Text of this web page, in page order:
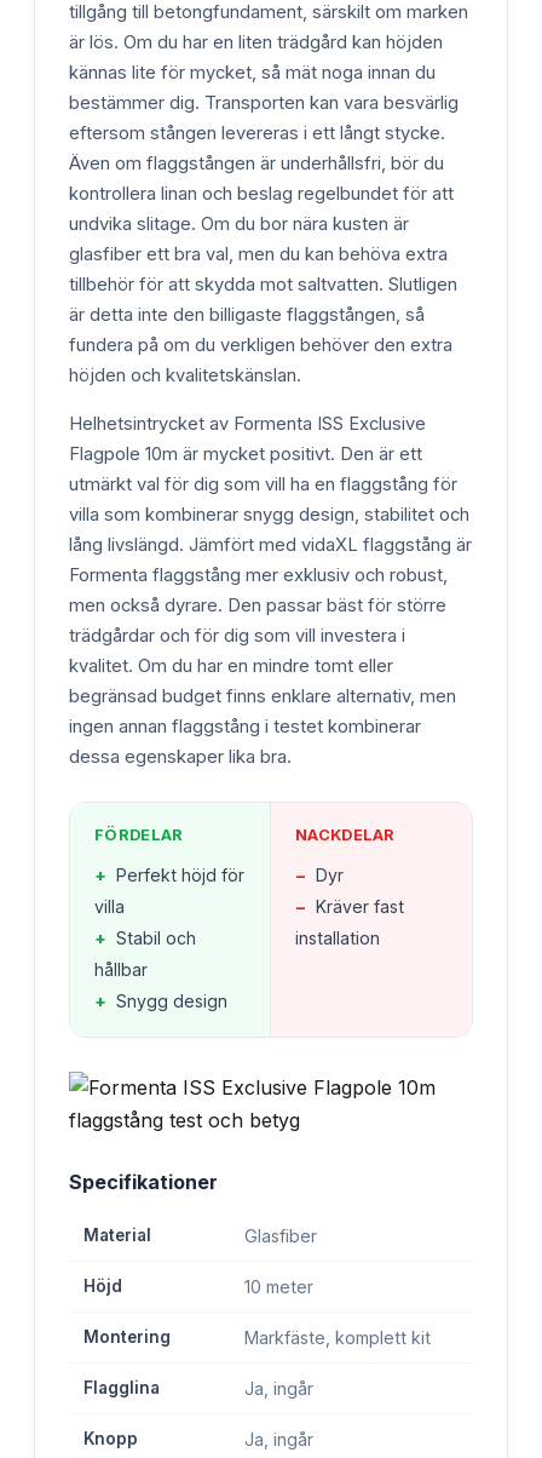
tillgång till betongfundament, särskilt om marken
är lös. Om du har en liten trädgård kan höjden
kännas lite för mycket, så mät noga innan du
bestämmer dig. Transporten kan vara besvärlig
eftersom stången levereras i ett långt stycke.
Även om flaggstången är underhållsfri, bör du
kontrollera linan och beslag regelbundet för att
undvika slitage. Om du bor nära kusten är
glasfiber ett bra val, men du kan behöva extra
tillbehör för att skydda mot saltvatten. Slutligen
är detta inte den billigaste flaggstången, så
fundera på om du verkligen behöver den extra
höjden och kvalitetskänslan.
Helhetsintrycket av Formenta ISS Exclusive
Flagpole 10m är mycket positivt. Den är ett
utmärkt val för dig som vill ha en flaggstång för
villa som kombinerar snygg design, stabilitet och
lång livslängd. Jämfört med vidaXL flaggstång är
Formenta flaggstång mer exklusiv och robust,
men också dyrare. Den passar bäst för större
trädgårdar och för dig som vill investera i
kvalitet. Om du har en mindre tomt eller
begränsad budget finns enklare alternativ, men
ingen annan flaggstång i testet kombinerar
dessa egenskaper lika bra.
FÖRDELAR
+ Perfekt höjd för
villa
+ Stabil och
hållbar
+ Snygg design
NACKDELAR
− Dyr
− Kräver fast
installation
Specifikationer
Material Glasfiber
Höjd 10 meter
Montering Markfäste, komplett kit
Flagglina Ja, ingår
Knopp Ja, ingår